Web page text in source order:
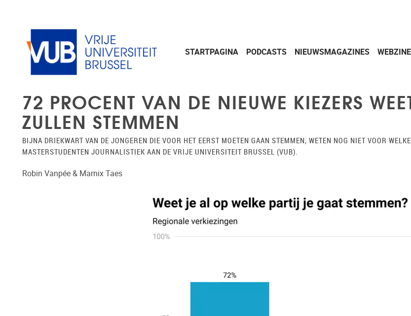
STARTPAGINA PODCASTS NIEUWSMAGAZINES
72 PROCENT VAN DE NIEUWE KIEZERS
ZULLEN STEMMEN
BIJNA DRIEKWART VAN DE JONGEREN DIE VOOR HET EERST MOETEN GAAN STEMMEN, WETEN NOG NIET VOOR
MASTERSTUDENTEN JOURNALISTIEK AAN DE VRIJE UNIVERSITEIT BRUSSEL (VUB).
Robin Vanpée & Marnix Taes